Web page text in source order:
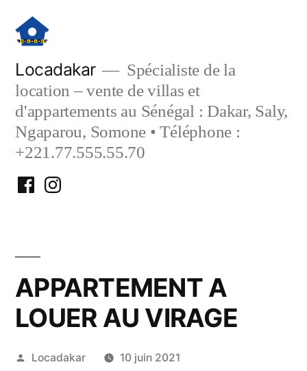
contenu
Locadakar
Spécialiste de la
location – vente de villas et
d'appartements au Sénégal : Dakar, Saly,
Ngaparou, Somone • Téléphone :
+221.77.555.55.70
FacebookInstagram
APPARTEMENT A
LOUER AU VIRAGE
Publié
Locadakar 10 juin 2021